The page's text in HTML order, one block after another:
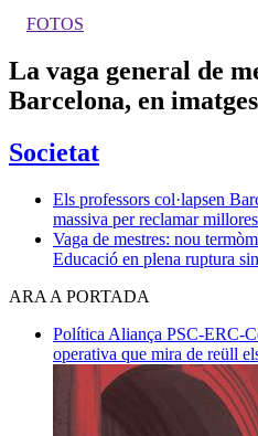
FOTOS
La vaga general de
Barcelona, en imatges
Societat
Els professors col·lapsen
massiva per reclamar
Vaga de mestres: nou
Educació en plena ruptura
ARA A PORTADA
Política Aliança PSC-ERC-
operativa que mira de reüll